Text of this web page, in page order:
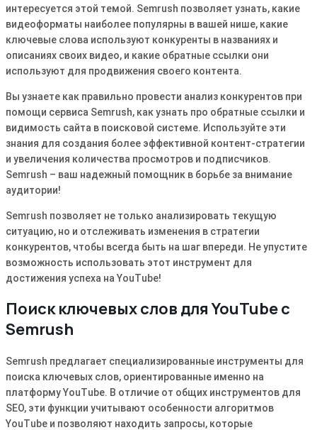
интересуется этой темой. Semrush позволяет узнать, какие
видеоформаты наиболее популярны в вашей нише, какие
ключевые слова используют конкуренты в названиях и
описаниях своих видео, и какие обратные ссылки они
используют для продвижения своего контента.
Вы узнаете как правильно провести анализ конкурентов при
помощи сервиса Semrush, как узнать про обратные ссылки и
видимость сайта в поисковой системе. Используйте эти
знания для создания более эффективной контент-стратегии
и увеличения количества просмотров и подписчиков.
Semrush – ваш надежный помощник в борьбе за внимание
аудитории!
Semrush позволяет не только анализировать текущую
ситуацию, но и отслеживать изменения в стратегии
конкурентов, чтобы всегда быть на шаг впереди. Не упустите
возможность использовать этот инструмент для
достижения успеха на YouTube!
Поиск ключевых слов для YouTube с
Semrush
Semrush предлагает специализированные инструменты для
поиска ключевых слов, ориентированные именно на
платформу YouTube. В отличие от общих инструментов для
SEO, эти функции учитывают особенности алгоритмов
YouTube и позволяют находить запросы, которые